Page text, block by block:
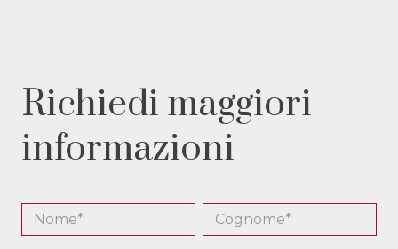
Richiedi maggiori
informazioni